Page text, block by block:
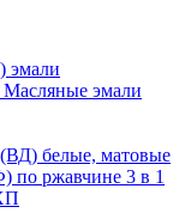
эмали
эмали
белые, матовые
по ржавчине 3 в 1